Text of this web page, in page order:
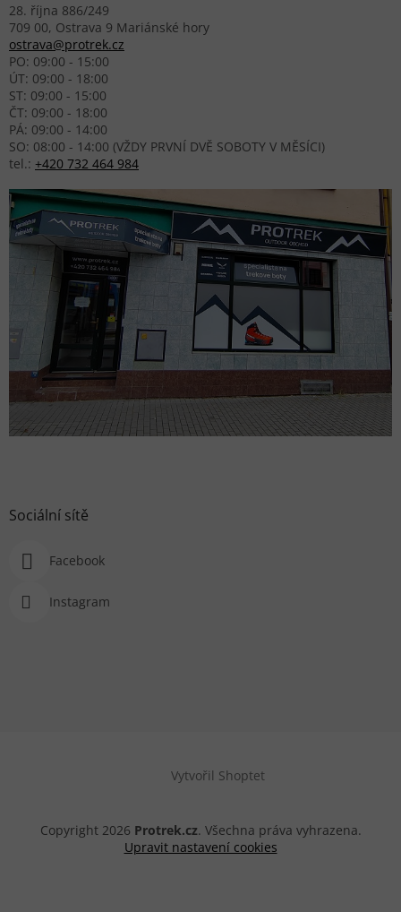
28. října 886/249
709 00, Ostrava 9 Mariánské hory
ostrava@protrek.cz
PO: 09:00 - 15:00
ÚT: 09:00 - 18:00
ST: 09:00 - 15:00
ČT: 09:00 - 18:00
PÁ: 09:00 - 14:00
SO: 08:00 - 14:00 (VŽDY PRVNÍ DVĚ SOBOTY V MĚSÍCI)
tel.: +420 732 464 984
Sociální sítě
Facebook
Instagram
Vytvořil Shoptet
Copyright 2026 Protrek.cz. Všechna práva vyhrazena.
Upravit nastavení cookies